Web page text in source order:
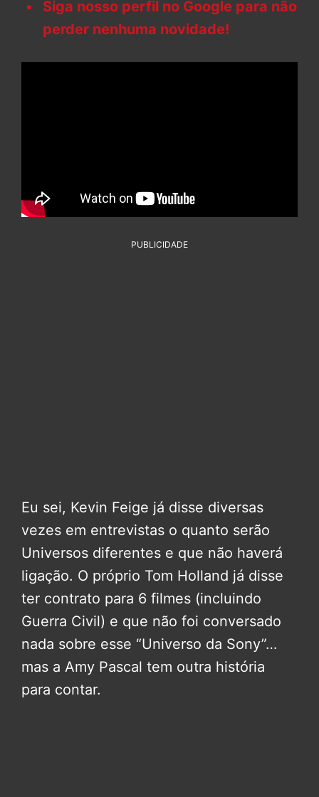
Siga nosso perfil no Google para não
perder nenhuma novidade!
PUBLICIDADE
Eu sei, Kevin Feige já disse diversas
vezes em entrevistas o quanto serão
Universos diferentes e que não haverá
ligação. O próprio Tom Holland já disse
ter contrato para 6 filmes (incluindo
Guerra Civil) e que não foi conversado
nada sobre esse “Universo da Sony”…
mas a Amy Pascal tem outra história
para contar.